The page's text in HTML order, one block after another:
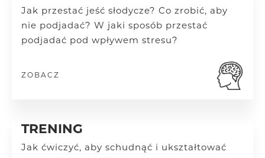
Jak przestać jeść słodycze? Co zrobić, aby
nie podjadać? W jaki sposób przestać
podjadać pod wpływem stresu?
ZOBACZ
TRENING
Jak ćwiczyć, aby schudnąć i ukształtować